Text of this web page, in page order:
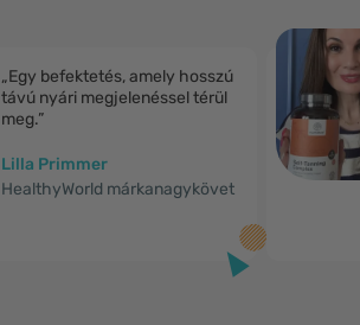
„Egy befektetés, amely hosszú
távú nyári megjelenéssel térül
meg.”
Lilla Primmer
HealthyWorld márkanagykövet